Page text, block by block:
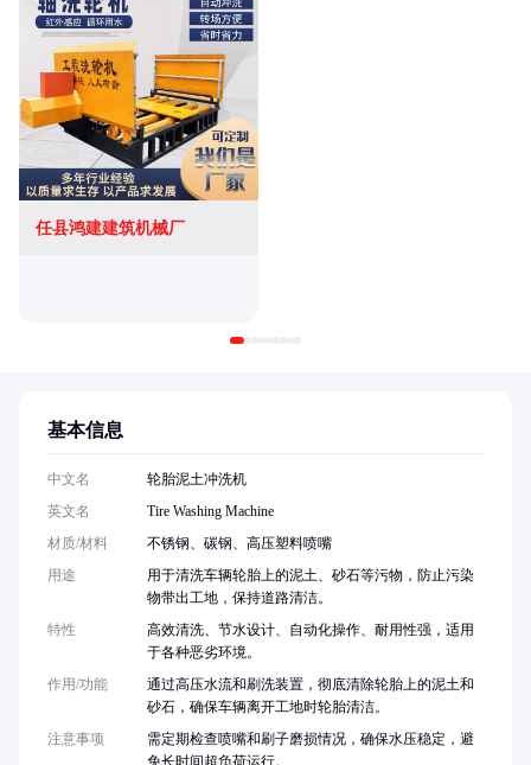
任县鸿建建筑机械厂
基本信息
中文名
轮胎泥土冲洗机
英文名
Tire Washing Machine
材质/材料
不锈钢、碳钢、高压塑料喷嘴
用途
用于清洗车辆轮胎上的泥土、砂石等污物，防止污染
物带出工地，保持道路清洁。
特性
高效清洗、节水设计、自动化操作、耐用性强，适用
于各种恶劣环境。
作用/功能
通过高压水流和刷洗装置，彻底清除轮胎上的泥土和
砂石，确保车辆离开工地时轮胎清洁。
注意事项
需定期检查喷嘴和刷子磨损情况，确保水压稳定，避
免长时间超负荷运行。